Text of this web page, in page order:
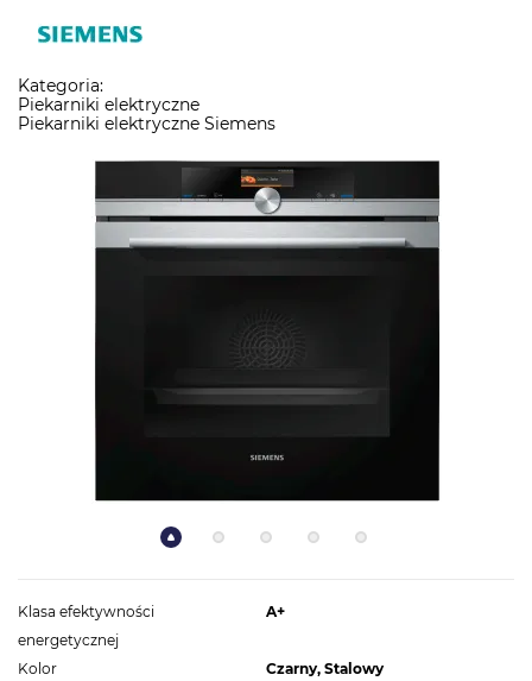
Kategoria:
Piekarniki elektryczne
Piekarniki elektryczne Siemens
Klasa efektywności
energetycznej
A+
Kolor
Czarny, Stalowy